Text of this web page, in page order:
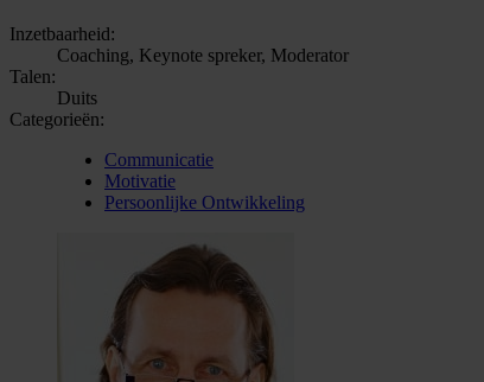
Inzetbaarheid:
Coaching, Keynote spreker, Moderator
Talen:
Duits
Categorieën:
Communicatie
Motivatie
Persoonlijke Ontwikkeling